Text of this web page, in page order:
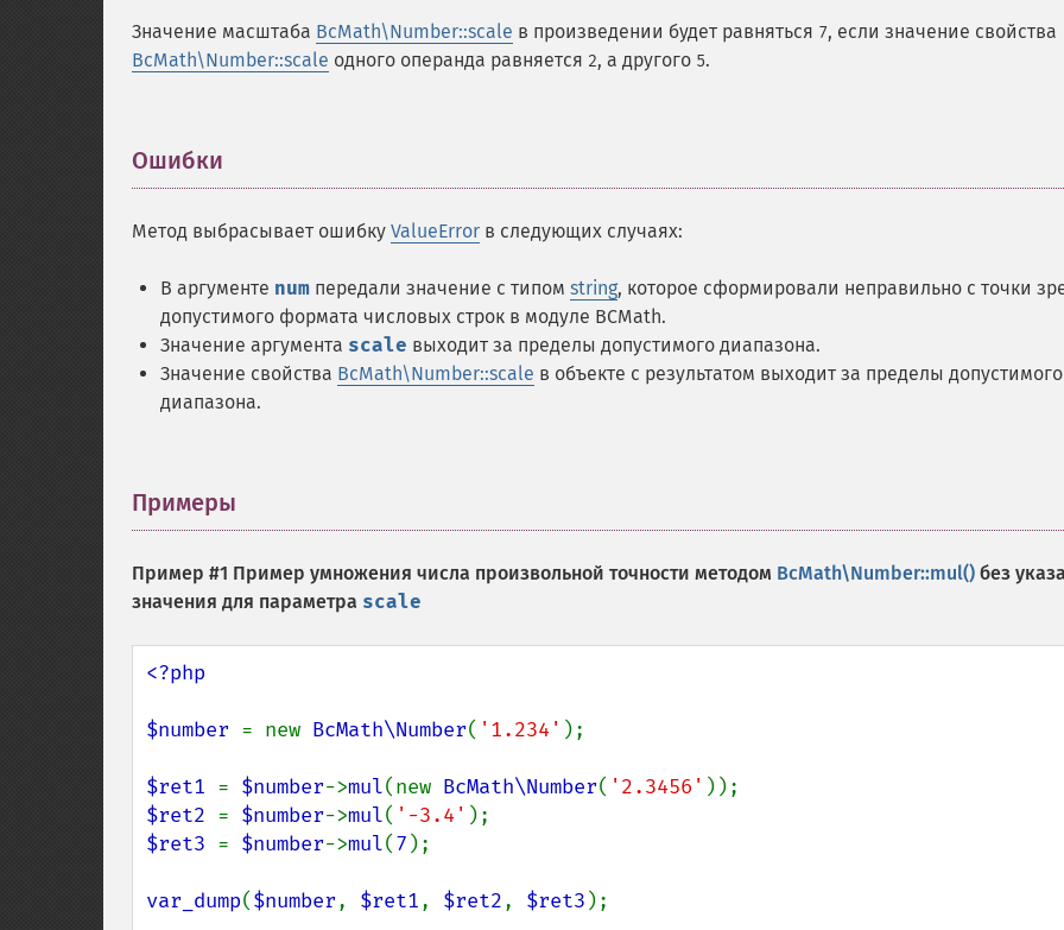
Значение масштаба BcMath\Number::scale в произведении будет равняться 7, если значение свойства
BcMath\Number::scale одного операнда равняется 2, а другого 5.
Ошибки
Метод выбрасывает ошибку ValueError в следующих случаях:
В аргументе num передали значение с типом string, которое сформировали неправильно с точки
допустимого формата числовых строк в модуле BCMath.
Значение аргумента scale выходит за пределы допустимого диапазона.
Значение свойства BcMath\Number::scale в объекте с результатом выходит за пределы допустимого
диапазона.
Примеры
Пример #1 Пример умножения числа произвольной точности методом BcMath\Number::mul() без
значения для параметра scale
<?php
$number = new BcMath\Number( '1.234' );
$ret1 = $number->mul(new BcMath\Number( '2.3456'
$ret2 = $number->mul( '-3.4'
$ret3 = $number->mul(7 );
var_dump($number, $ret1, $ret2, $ret3 );